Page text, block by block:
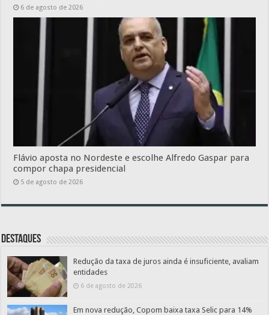
6 de agosto de 2026
Flávio aposta no Nordeste e escolhe Alfredo Gaspar para
compor chapa presidencial
5 de agosto de 2026
Destaques
Redução da taxa de juros ainda é insuficiente, avaliam
entidades
6 de agosto de 2026
Em nova redução, Copom baixa taxa Selic para 14%